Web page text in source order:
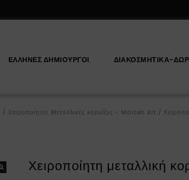
ΕΛΛΗΝΕΣ ΔΗΜΙΟΥΡΓΟΙ ΔΙΑΚΟΣΜΗΤΙΚΆ-
/ Χειροποίητες Μεταλλικές κορνίζες - Marten Art /
Χειροποίητη μεταλλική